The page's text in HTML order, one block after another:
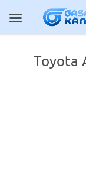
Toyota